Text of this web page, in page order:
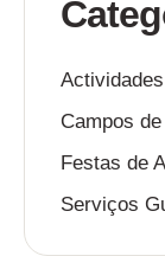
Campos
Festas de
Serviços